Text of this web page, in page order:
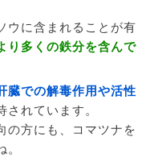
ウに含まれることが有
り多くの鉄分を含んで
臓での解毒作用や活性
されています。
の方にも、コマツナを